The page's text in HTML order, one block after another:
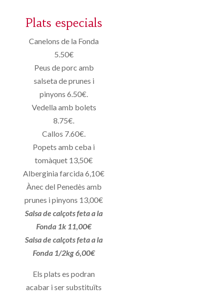
Plats especials
Canelons de la Fonda
5.50€
Peus de porc amb
salseta de prunes i
pinyons 6.50€.
Vedella amb bolets
8.75€.
Callos 7.60€.
Popets amb ceba i
tomàquet 13,50€
Alberginia farcida 6,10€
Ànec del Penedès amb
prunes i pinyons 13,00€
Salsa de calçots feta a la
Fonda 1k 11,00€
Salsa de calçots feta a la
Fonda 1/2kg 6,00€
Els plats es podran
acabar i ser substituïts